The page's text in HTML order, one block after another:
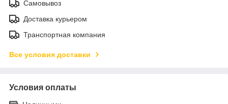
Самовывоз
Доставка курьером
Транспортная компания
Все условия доставки
Условия оплаты